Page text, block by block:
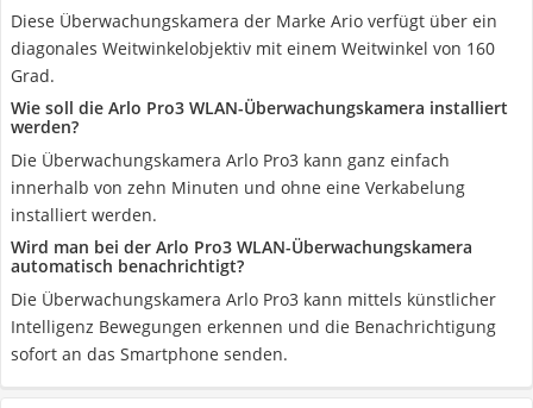
Diese Überwachungskamera der Marke Ario verfügt über ein
diagonales Weitwinkelobjektiv mit einem Weitwinkel von 160
Grad.
Wie soll die Arlo Pro3 WLAN-Überwachungskamera installiert
werden?
Die Überwachungskamera Arlo Pro3 kann ganz einfach
innerhalb von zehn Minuten und ohne eine Verkabelung
installiert werden.
Wird man bei der Arlo Pro3 WLAN-Überwachungskamera
automatisch benachrichtigt?
Die Überwachungskamera Arlo Pro3 kann mittels künstlicher
Intelligenz Bewegungen erkennen und die Benachrichtigung
sofort an das Smartphone senden.